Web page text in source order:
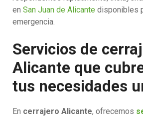
en San Juan de Alicante disponibles
emergencia.
Servicios de
Alicante que
tus necesidades
En cerrajero Alicante, ofrecemos